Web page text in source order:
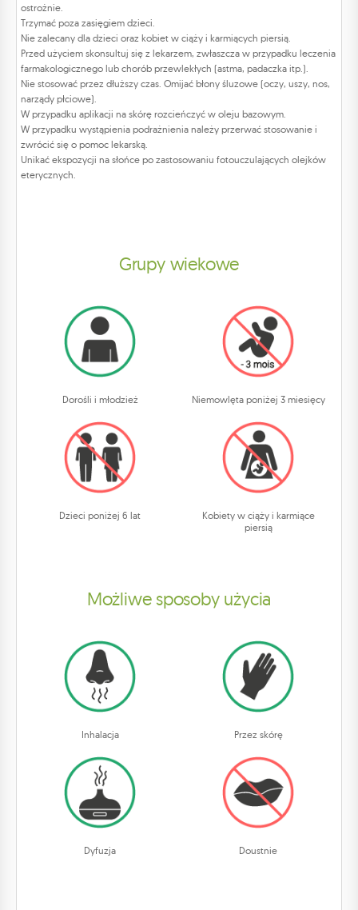
ostrożnie.
Trzymać poza zasięgiem dzieci.
Nie zalecany dla dzieci oraz kobiet w ciąży i karmiących piersią.
Przed użyciem skonsultuj się z lekarzem, zwłaszcza w przypadku leczenia
farmakologicznego lub chorób przewlekłych (astma, padaczka itp.).
Nie stosować przez dłuższy czas. Omijać błony śluzowe (oczy, uszy, nos,
narządy płciowe).
W przypadku aplikacji na skórę rozcieńczyć w oleju bazowym.
W przypadku wystąpienia podrażnienia należy przerwać stosowanie i
zwrócić się o pomoc lekarską.
Unikać ekspozycji na słońce po zastosowaniu fotouczulających olejków
eterycznych.
Grupy wiekowe
Dorośli i młodzież Niemowlęta poniżej 3 miesięcy
Dzieci poniżej 6 lat
Kobiety w ciąży i karmiące
piersią
Możliwe sposoby użycia
Inhalacja Przez skórę
Dyfuzja Doustnie